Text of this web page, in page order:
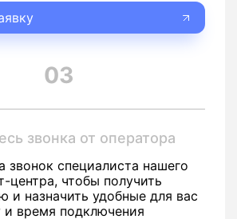
03
звонка от оператора
звонок специалиста нашего
центра, чтобы получить
и назначить удобные для вас
и время подключения